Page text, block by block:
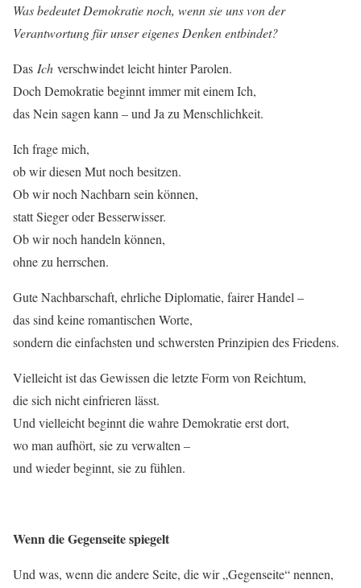
Was bedeutet Demokratie noch, wenn sie uns von der
Verantwortung für unser eigenes Denken entbindet?
Das Ich verschwindet leicht hinter Parolen.
Doch Demokratie beginnt immer mit einem Ich,
das Nein sagen kann – und Ja zu Menschlichkeit.
Ich frage mich,
ob wir diesen Mut noch besitzen.
Ob wir noch Nachbarn sein können,
statt Sieger oder Besserwisser.
Ob wir noch handeln können,
ohne zu herrschen.
Gute Nachbarschaft, ehrliche Diplomatie, fairer Handel –
das sind keine romantischen Worte,
sondern die einfachsten und schwersten Prinzipien des Friedens.
Vielleicht ist das Gewissen die letzte Form von Reichtum,
die sich nicht einfrieren lässt.
Und vielleicht beginnt die wahre Demokratie erst dort,
wo man aufhört, sie zu verwalten –
und wieder beginnt, sie zu fühlen.
Wenn die Gegenseite spiegelt
Und was, wenn die andere Seite, die wir „Gegenseite“ nennen,